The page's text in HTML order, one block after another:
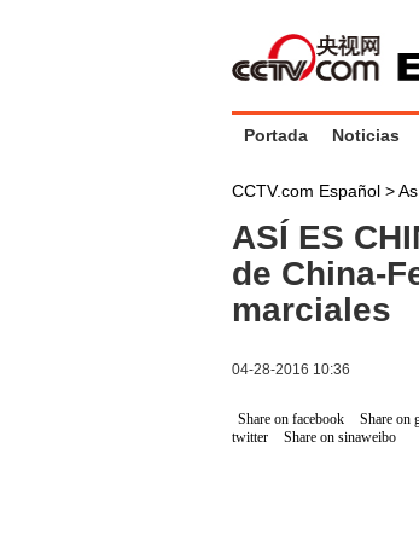
Portada Noticias
CCTV.com Español >
ASÍ ES
de China-
marciales
04-28-2016 10:36
Share on facebook Share on
twitter
Share on sinaweibo